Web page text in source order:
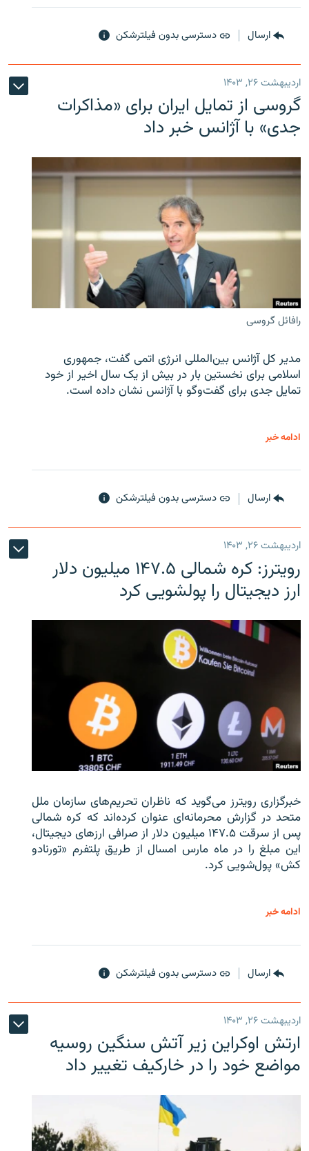
ارسال دسترسی بدون فیلترشکن
اردیبهشت ۲۶, ۱۴۰۳
گروسی از تمایل ایران برای «مذاکرات
جدی» با آژانس خبر داد
رافائل گروسی
مدیر کل آژانس بین‌المللی انرژی اتمی گفت، جمهوری
اسلامی برای نخستین بار در بیش از یک سال اخیر از خود
تمایل جدی برای گفت‌وگو با آژانس نشان داده است.
ادامه خبر
ارسال دسترسی بدون فیلترشکن
اردیبهشت ۲۶, ۱۴۰۳
رویترز: کره شمالی ۱۴۷.۵ میلیون دلار
ارز دیجیتال را پولشویی کرد
خبرگزاری رویترز می‌گوید که ناظران تحریم‌های سازمان ملل
متحد در گزارش محرمانه‌ای عنوان کرده‌اند که کره شمالی
پس از سرقت ۱۴۷.۵ میلیون دلار از صرافی ارزهای دیجیتال،
این مبلغ را در ماه مارس امسال از طریق پلتفرم «تورنادو
کش» پول‌شویی کرد.
ادامه خبر
ارسال دسترسی بدون فیلترشکن
اردیبهشت ۲۶, ۱۴۰۳
ارتش اوکراین زیر آتش سنگین روسیه
مواضع خود را در خارکیف تغییر داد